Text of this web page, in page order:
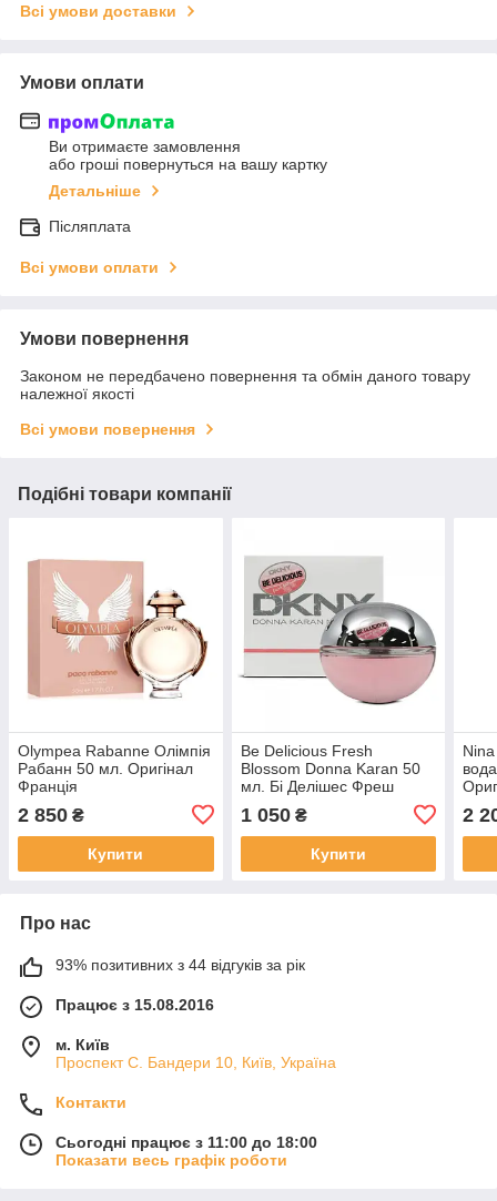
Всі умови доставки
Умови оплати
Ви отримаєте замовлення
або гроші повернуться на вашу картку
Детальніше
Післяплата
Всі умови оплати
Умови повернення
Законом не передбачено повернення та обмін даного товару
належної якості
Всі умови повернення
Подібні товари компанії
Olympea Rabanne Олімпія
Рабанн 50 мл. Оригінал
Франція
2 850 ₴
Купити
Be Delicious Fresh
Blossom Donna Karan 50
мл. Бі Делішес Фреш
1 050₴
Купити
2
Про нас
93% позитивних з 44 відгуків за рік
Працює з 15.08.2016
м. Київ
Проспект С. Бандери 10, Київ, Україна
Контакти
Сьогодні працює з 11:00 до 18:00
Показати весь графік роботи